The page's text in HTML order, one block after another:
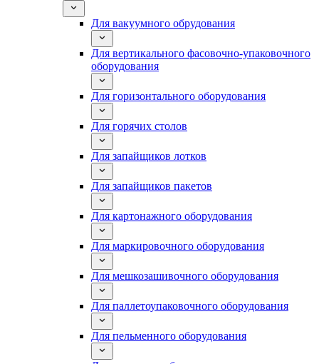
Для вакуумного обрудования
Для вертикального фасовочно-упаковочного
оборудования
Для горизонтального оборудования
Для горячих столов
Для запайщиков лотков
Для запайщиков пакетов
Для картонажного оборудования
Для маркировочного оборудования
Для мешкозашивочного оборудования
Для паллетоупаковочного оборудования
Для пельменного оборудования